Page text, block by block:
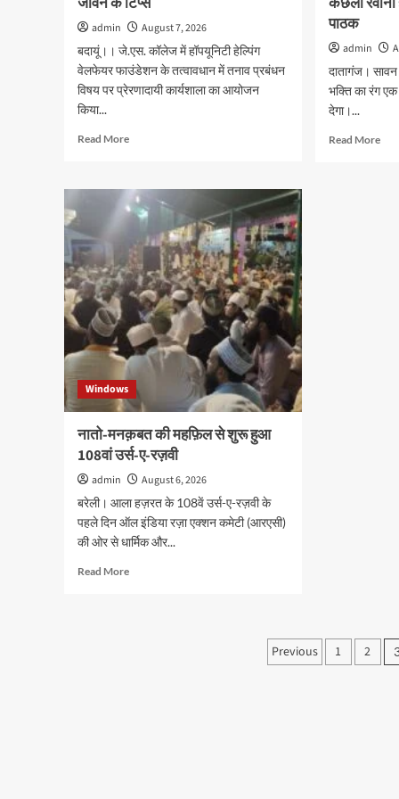
admin
August 7, 2026
बदायूं।। जे.एस. कॉलेज में हॉपयूनिटी हेल्पिंग
वेलफेयर फाउंडेशन के तत्वावधान में तनाव प्रबंधन
विषय पर प्रेरणादायी कार्यशाला का आयोजन
किया...
Read MoreRead
जेएस
पीजी
कालेज
तनाव
प्रबंधन
कार्यशाला
विद्यार्थियों
को
दिए
तनावमुक्त
जीवन
के
पाठक
admin
दातागंज।
भक्ति का रंग एक
देगा।...
Read MoreRead
Windows
नातो-मनक़बत की महफ़िल से शुरू हुआ
108वां उर्स-ए-रज़वी
admin
August 6, 2026
बरेली। आला हज़रत के 108वें उर्स-ए-रज़वी के
पहले दिन ऑल इंडिया रज़ा एक्शन कमेटी (आरएसी)
की ओर से धार्मिक और...
Read MoreRead
Posts
Previous 1 2